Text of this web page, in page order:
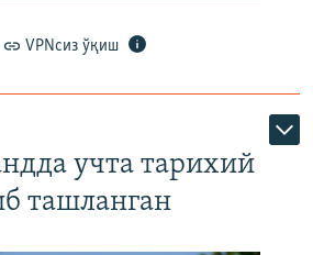
VPNсиз ўқиш
учта тарихий
ташланган